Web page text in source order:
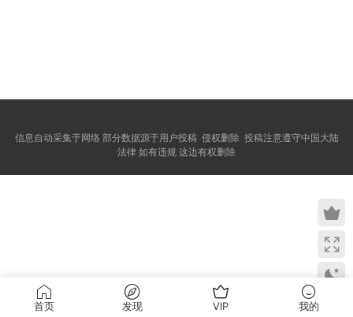
信息自动采集于网络 部分数据源于用户投稿 侵权删除 投稿注意遵守中国大陆
法律 如有违规 这边有权删除
首页 发现 VIP 我的